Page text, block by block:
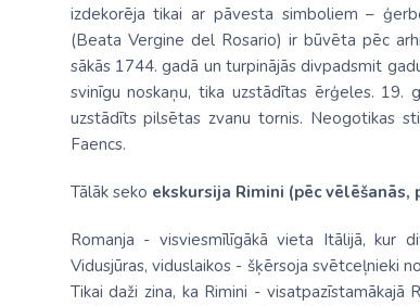
izdekorēja tikai ar pāvesta simboliem –
(Beata Vergine del Rosario) ir būvēta pēc
sākās 1744. gadā un turpinājās divpadsmit
svinīgu noskaņu, tika uzstādītas ērģeles. 19.
uzstādīts pilsētas zvanu tornis. Neogotikas
Faencs.
Tālāk seko ekskursija Rimini (pēc vēlēšanās,
Romanja - visviesmīlīgākā vieta Itālijā, kur
Vidusjūras, viduslaikos - šķērsoja svētceļnieki
Tikai daži zina, ka Rimini -